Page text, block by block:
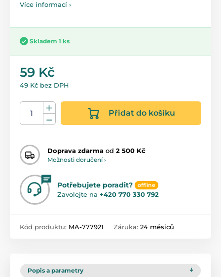
Více informací ›
Skladem 1 ks
59 Kč
49 Kč bez DPH
Přidat do košíku
Doprava zdarma od 2 500 Kč
Možnosti doručení ›
Potřebujete poradit? offline
Zavolejte na +420 770 330 792
Kód produktu: MA-777921 Záruka: 24 měsíců
Popis a parametry